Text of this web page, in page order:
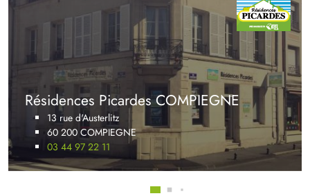
Résidences Picardes COMPIEGNE
13 rue d'Austerlitz
60 200 COMPIEGNE
03 44 97 22 11